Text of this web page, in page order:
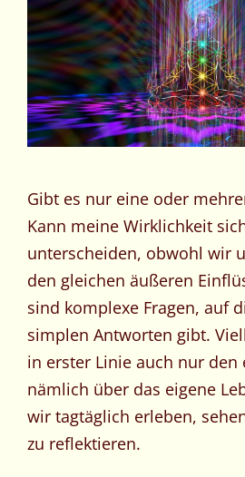
Bild
Gibt es nur eine oder
Kann meine Wirklichkeit
unterscheiden, obwohl wir
den gleichen äußeren
sind komplexe Fragen, auf
simplen Antworten gibt.
in erster Linie auch nur den
nämlich über das eigene
wir tagtäglich erleben,
zu reflektieren.